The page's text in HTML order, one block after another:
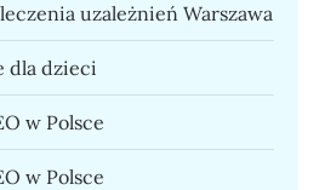
uzależnień Warszawa
dla dzieci
w Polsce
w Polsce